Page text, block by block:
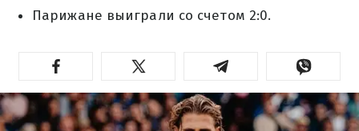
Парижане выиграли со счетом 2:0.